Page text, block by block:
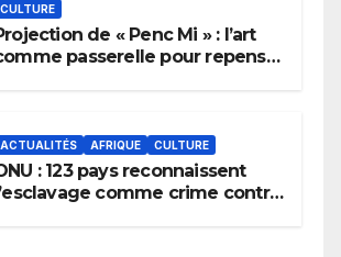
CULTURE
de « Penc Mi » : l’art
passerelle pour repenser
ACTUALITÉS AFRIQUE CULTURE
: 123 pays reconnaissent
comme crime contre